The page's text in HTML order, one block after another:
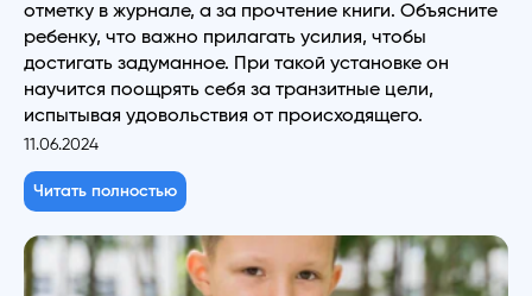
отметку в журнале, а за прочтение книги. Объясните
ребенку, что важно прилагать усилия, чтобы
достигать задуманное. При такой установке он
научится поощрять себя за транзитные цели,
испытывая удовольствия от происходящего.
11.06.2024
Читать полностью